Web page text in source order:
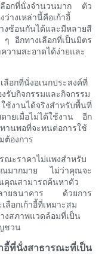
ลือกที่นั่งจำนวนมาก ตัว
างเหล่านี้คือเก้าอี้
งซ้อนกันได้และมีหลายสี
ๆ อีกทางเลือกที่เป็นมิตร
วามสะอาดได้ง่ายและ
อกที่นั่งอเนกประสงค์ที่
งรับกิจกรรมและกิจกรรม
ช้งานได้จริงสำหรับพื้นที่
ดายเมื่อไม่ได้ใช้งาน อีก
านพอที่จะทนต่อการใช้
ต้องการ
ณะราคาไม่แพงสำหรับ
าณมากมาย ไม่ว่าคุณจะ
คุณสามารถค้นหาตัว
ลายธนาคาร ด้วยการ
อกเก้าอี้ที่เหมาะสม
สภาพแวดล้อมที่เป็น
ชวน
ที่นั่งสาธารณะที่เป็น